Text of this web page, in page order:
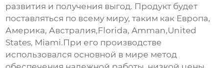
развития и получения выгод. Продукт будет
поставляться по всему миру, таким как Европа,
Америка, Австралия,Florida, Amman,United
States, Miami.При его производстве
использовался основной в мире метод